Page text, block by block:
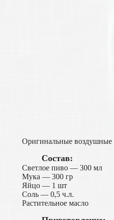
Оригинальные воздушные
Состав:
Светлое пиво — 300 мл
Мука — 300 гр
Яйцо — 1 шт
Соль — 0,5 ч.л.
Растительное масло